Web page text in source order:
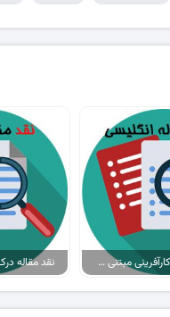
نقد مقاله بسط کارآفرینی مبتنی بر ورزش از طریق تحقیق پدیدارشناختی